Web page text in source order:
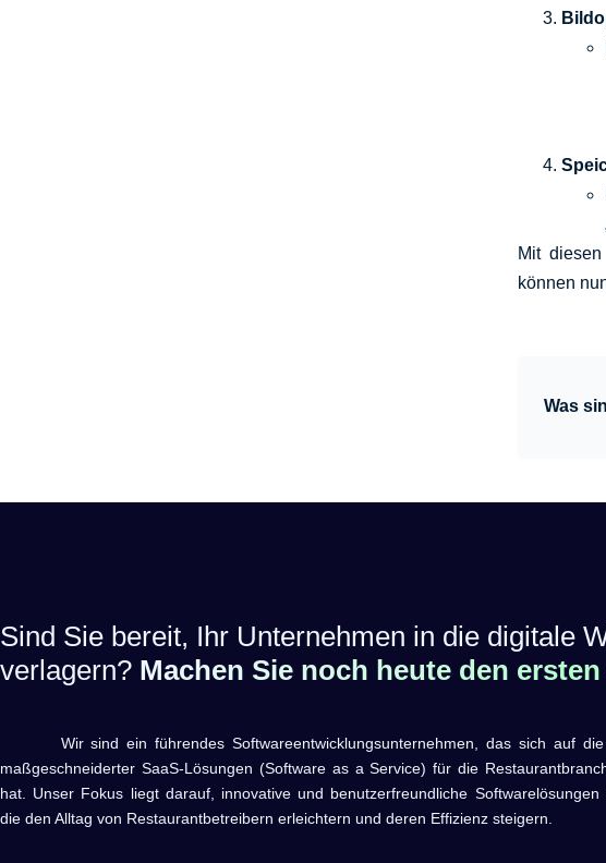
Mit
können
Was
Sind Sie bereit, Ihr Unternehmen in die digitale
verlagern? Machen Sie noch heute den
Wir sind ein führendes Softwareentwicklungsunternehmen, das sich auf die
maßgeschneiderter SaaS-Lösungen (Software as a Service) für die
hat. Unser Fokus liegt darauf, innovative und benutzerfreundliche Softwarelösungen
die den Alltag von Restaurantbetreibern erleichtern und deren Effizienz steigern.